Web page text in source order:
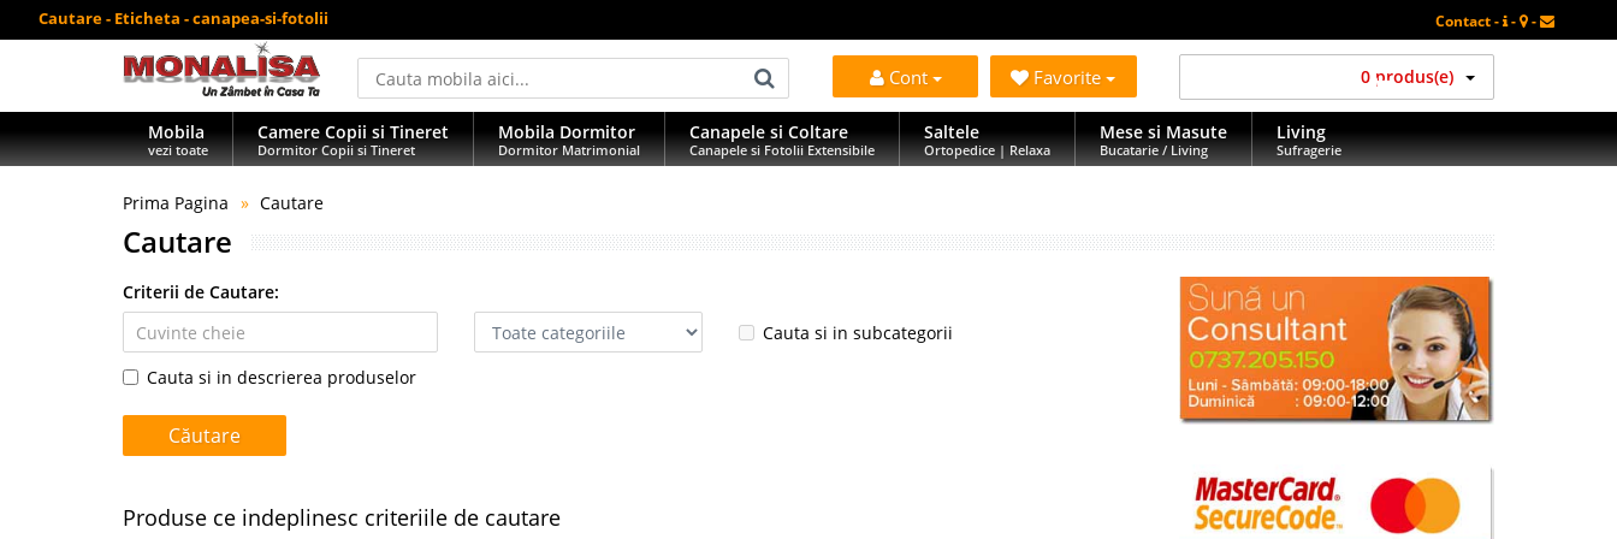
Cautare - Eticheta - canapea-si-fotolii Contact - - -
Cont Favorite 0 produs(e)
Mobila
vezi toate
Camere Copii si Tineret
Dormitor Copii si Tineret
Mobila Dormitor
Dormitor Matrimonial
Canapele si Coltare
Canapele si Fotolii Extensibile
Saltele
Ortopedice | Relaxa
Mese si Masute
Bucatarie / Living
Living
Sufragerie
Prima Pagina Cautare
Cautare
Criterii de Cautare:
Cauta si in subcategorii
Cauta si in descrierea produselor
Produse ce indeplinesc criteriile de cautare